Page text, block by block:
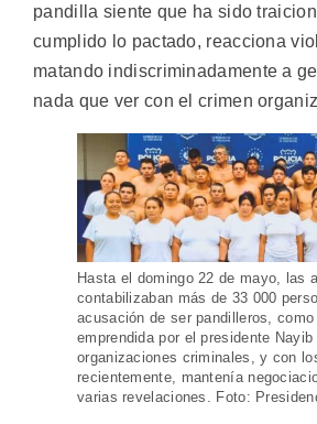
pandilla siente que ha sido
cumplido lo pactado, reacciona
matando indiscriminadamente a
nada que ver con el crimen
Hasta el domingo 22 de mayo, las
contabilizaban más de 33 000
acusación de ser pandilleros,
emprendida por el presidente
organizaciones criminales, y con
recientemente, mantenía
varias revelaciones. Foto: